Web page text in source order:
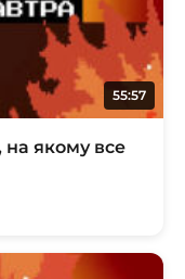
55:57
на якому все